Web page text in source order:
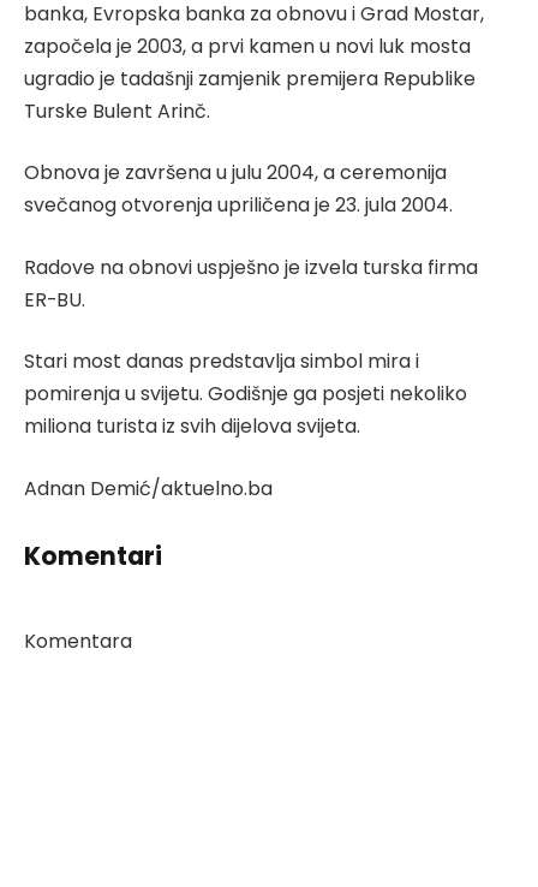
banka, Evropska banka za obnovu i Grad Mostar,
započela je 2003, a prvi kamen u novi luk mosta
ugradio je tadašnji zamjenik premijera Republike
Turske Bulent Arinč.
Obnova je završena u julu 2004, a ceremonija
svečanog otvorenja upriličena je 23. jula 2004.
Radove na obnovi uspješno je izvela turska firma
ER-BU.
Stari most danas predstavlja simbol mira i
pomirenja u svijetu. Godišnje ga posjeti nekoliko
miliona turista iz svih dijelova svijeta.
Adnan Demić/aktuelno.ba
Komentari
Komentara